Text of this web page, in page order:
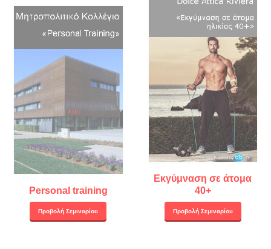
Personal training
Προβολή Σεμιναρίου
Εκγύμναση σε άτομα
40+
Προβολή Σεμιναρίου